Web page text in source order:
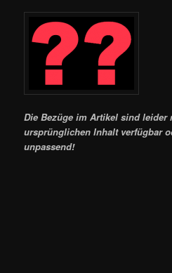
Die Bezüge im Artikel sind leider
ursprünglichen Inhalt verfügbar
unpassend!